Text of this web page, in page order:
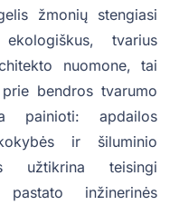
žmonių stengiasi
tvarius
nuomone, tai
bendros tvarumo
painioti: apdailos
ir šiluminio
užtikrina teisingi
inžinerinės